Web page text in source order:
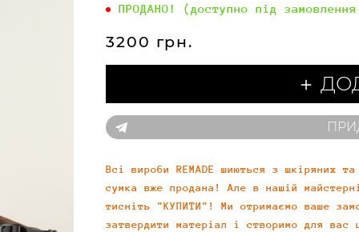
ПРОДАНО! (доступно під
3200 грн.
＋
Всі вироби REMADE шиються з шкіряних
сумка вже продана! Але в нашій
тисніть "КУПИТИ"! Ми отримаємо ваше
затвердити матеріал і створимо для